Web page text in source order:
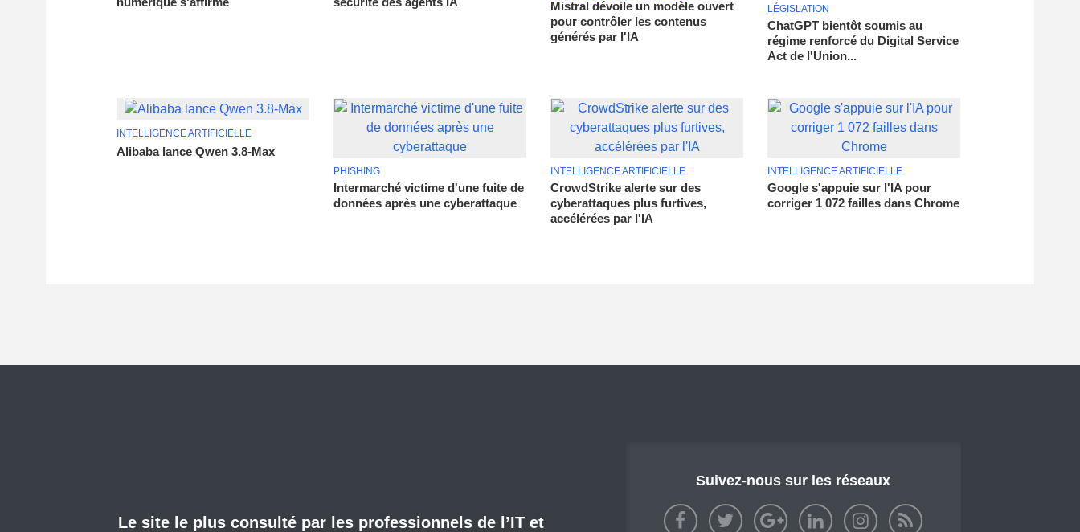
Mistral dévoile un modèle ouvert
pour contrôler les contenus
générés par l'IA
LÉGISLATION
ChatGPT bientôt soumis au
régime renforcé du Digital Service
Act de l'Union...
INTELLIGENCE ARTIFICIELLE
Alibaba lance Qwen 3.8-Max
PHISHING
Intermarché victime d'une fuite de
données après une cyberattaque
INTELLIGENCE ARTIFICIELLE
CrowdStrike alerte sur des
cyberattaques plus furtives,
accélérées par l'IA
INTELLIGENCE ARTIFICIELLE
Google s'appuie sur l'IA pour
corriger 1 072 failles dans Chrome
Le site le plus consulté par les professionnels de l’IT et
Suivez-nous sur les réseaux